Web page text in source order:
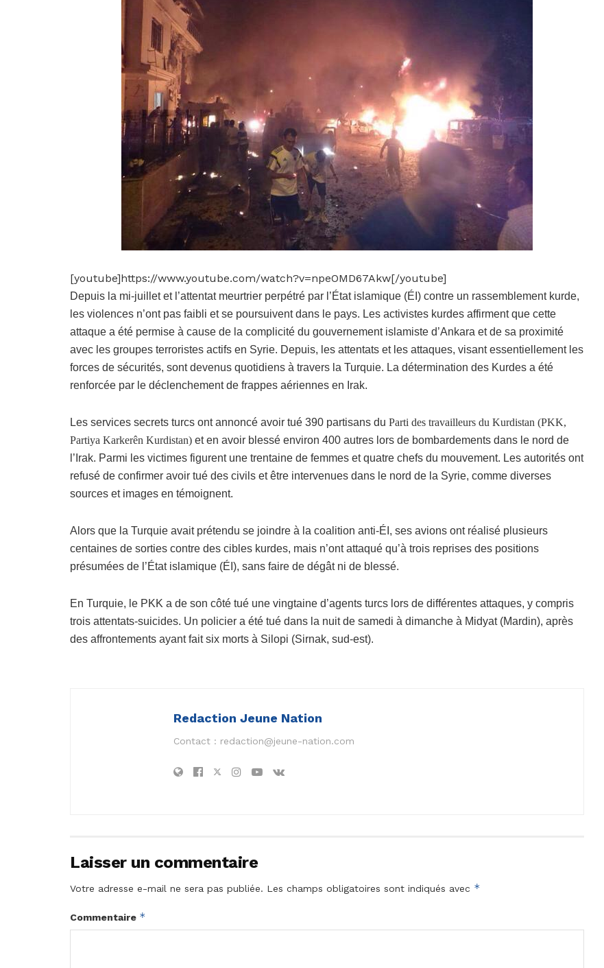
[youtube]https://www.youtube.com/watch?v=npeOMD67Akw[/youtube]
Depuis la mi-juillet et l’attentat meurtrier perpétré par l’État islamique (ÉI) contre un rassemblement kurde,
les violences n’ont pas faibli et se poursuivent dans le pays. Les activistes kurdes affirment que cette
attaque a été permise à cause de la complicité du gouvernement islamiste d’Ankara et de sa proximité
avec les groupes terroristes actifs en Syrie. Depuis, les attentats et les attaques, visant essentiellement les
forces de sécurités, sont devenus quotidiens à travers la Turquie. La détermination des Kurdes a été
renforcée par le déclenchement de frappes aériennes en Irak.
Les services secrets turcs ont annoncé avoir tué 390 partisans du Parti des travailleurs du Kurdistan (PKK,
Partiya Karkerên Kurdistan) et en avoir blessé environ 400 autres lors de bombardements dans le nord de
l’Irak. Parmi les victimes figurent une trentaine de femmes et quatre chefs du mouvement. Les autorités ont
refusé de confirmer avoir tué des civils et être intervenues dans le nord de la Syrie, comme diverses
sources et images en témoignent.
Alors que la Turquie avait prétendu se joindre à la coalition anti-ÉI, ses avions ont réalisé plusieurs
centaines de sorties contre des cibles kurdes, mais n’ont attaqué qu’à trois reprises des positions
présumées de l’État islamique (ÉI), sans faire de dégât ni de blessé.
En Turquie, le PKK a de son côté tué une vingtaine d’agents turcs lors de différentes attaques, y compris
trois attentats-suicides. Un policier a été tué dans la nuit de samedi à dimanche à Midyat (Mardin), après
des affrontements ayant fait six morts à Silopi (Sirnak, sud-est).
Redaction Jeune Nation
Contact : redaction@jeune-nation.com
Laisser un commentaire
Votre adresse e-mail ne sera pas publiée. Les champs obligatoires sont indiqués avec *
Commentaire *